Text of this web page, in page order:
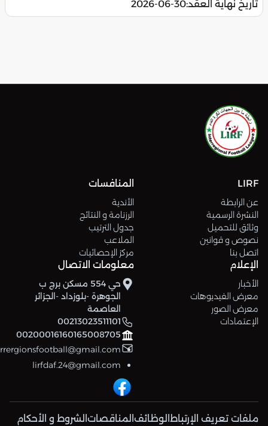
تاريخ نهاية العقد:2026-06-30
LIRF
عن الرابطة
النشرة الرسمية
وثائق للتحميل
نصوص و قوانين
اتصل بنا
المنافسات
الأندية
الرزنامة و النتائج
جدول الترتيب
الملاعب
مركز الإحصائيات
الإعلام
الأخبار
معرض الفيديوهات
معرض الصور
الإعتمادات
معلومات الاتصال
حي 554 مسكن برج ب
الجوهرة -بلوزداد -الجزائر
العاصمة
00213023511101
00200016160165008705
lirfdaf.24@gmail.com
ملفات تعريف الإرتباط الوظائف المناقصات الشروط و الأحكام